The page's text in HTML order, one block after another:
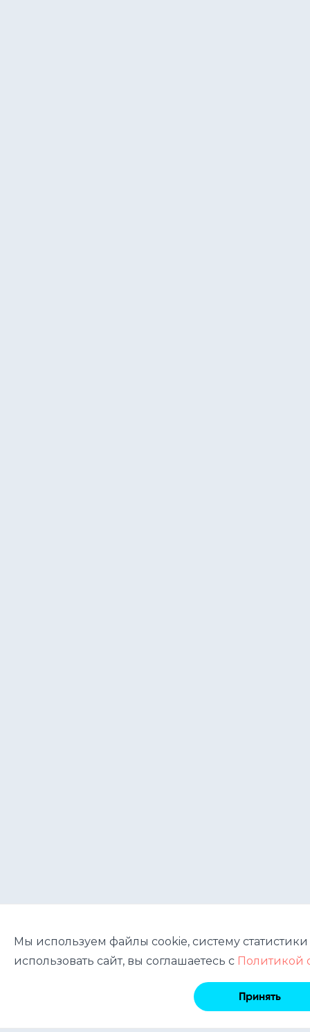
Мы используем файлы cookie, систему
использовать сайт, вы соглашаетесь с Политикой
Принять